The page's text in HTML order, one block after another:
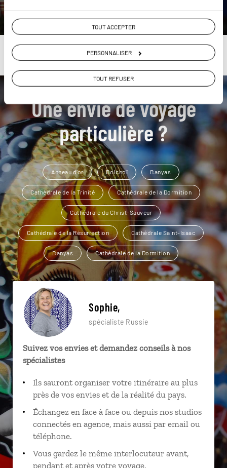
TOUT ACCEPTER
PERSONNALISER
TOUT REFUSER
Une envie de voyage
particulière ?
Anneau d’or Bolchoï Banyas
Cathédrale de la Trinité Cathédrale de la Dormition
Cathédrale du Christ-Sauveur
Cathédrale de la Résurrection Cathédrale Saint-Isaac
Banyas Cathédrale de la Dormition
Sophie,
spécialiste Russie
Suivez vos envies et demandez conseils à nos
spécialistes
Ils sauront organiser votre itinéraire au plus
près de vos envies et de la réalité du pays.
Échangez en face à face ou depuis nos studios
connectés en agence, mais aussi par email ou
téléphone.
Vous gardez le même interlocuteur avant,
pendant et après votre voyage.